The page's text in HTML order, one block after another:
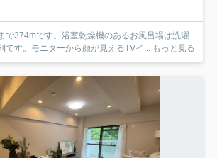
で374mです。浴室乾燥機のあるお風呂場は洗濯
です。モニターから顔が見えるTVイ... もっと見る